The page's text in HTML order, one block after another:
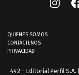
QUIENES SOMOS
CONTÁCTENOS
PRIVACIDAD
442 - Editorial Perfil S.A.